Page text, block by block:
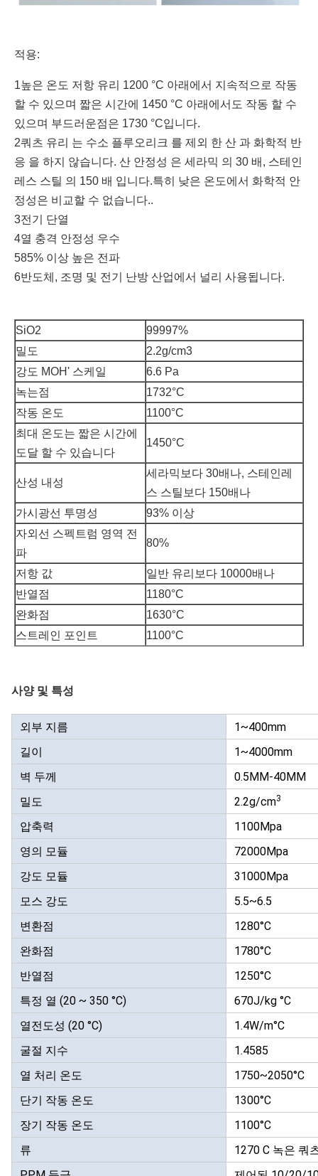
적용:
1높은 온도 저항 유리 1200 °C 아래에서 지속적으로 작동
할 수 있으며 짧은 시간에 1450 °C 아래에서도 작동 할 수
있으며 부드러운점은 1730 °C입니다.
2쿼츠 유리 는 수소 플루오리크 를 제외 한 산 과 화학적 반
응 을 하지 않습니다. 산 안정성 은 세라믹 의 30 배, 스테인
레스 스틸 의 150 배 입니다.특히 낮은 온도에서 화학적 안
정성은 비교할 수 없습니다..
3전기 단열
4열 충격 안정성 우수
585% 이상 높은 전파
6반도체, 조명 및 전기 난방 산업에서 널리 사용됩니다.
SiO2
99997%
밀도
2.2g/cm3
강도 MOH' 스케일
6.6 Pa
녹는점
1732°C
작동 온도
1100°C
최대 온도는 짧은 시간에
도달 할 수 있습니다
1450°C
산성 내성
세라믹보다 30배나, 스테인레
스 스틸보다 150배나
가시광선 투명성
93% 이상
자외선 스펙트럼 영역 전
파
80%
저항 값
일반 유리보다 10000배나
반열점
1180°C
완화점
1630°C
스트레인 포인트
1100°C
사양 및 특성
외부 지름
1~400mm
길이
1~4000mm
벽 두께
0.5MM-40MM
밀도
2.2g/cm3
압축력
1100Mpa
영의 모듈
72000Mpa
강도 모듈
31000Mpa
모스 강도
5.5~6.5
변환점
1280°C
완화점
1780°C
반열점
1250°C
특정 열 (20 ~ 350 °C)
670J/kg °C
열전도성 (20 °C)
1.4W/m°C
굴절 지수
1.4585
열 처리 온도
1750~2050°C
단기 작동 온도
1300°C
장기 작동 온도
1100°C
류
1270 C 녹은 쿼